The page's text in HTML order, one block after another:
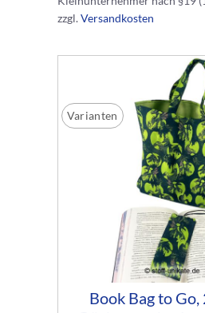
zzgl.Versandkosten
Varianten
Book Bag to Go,